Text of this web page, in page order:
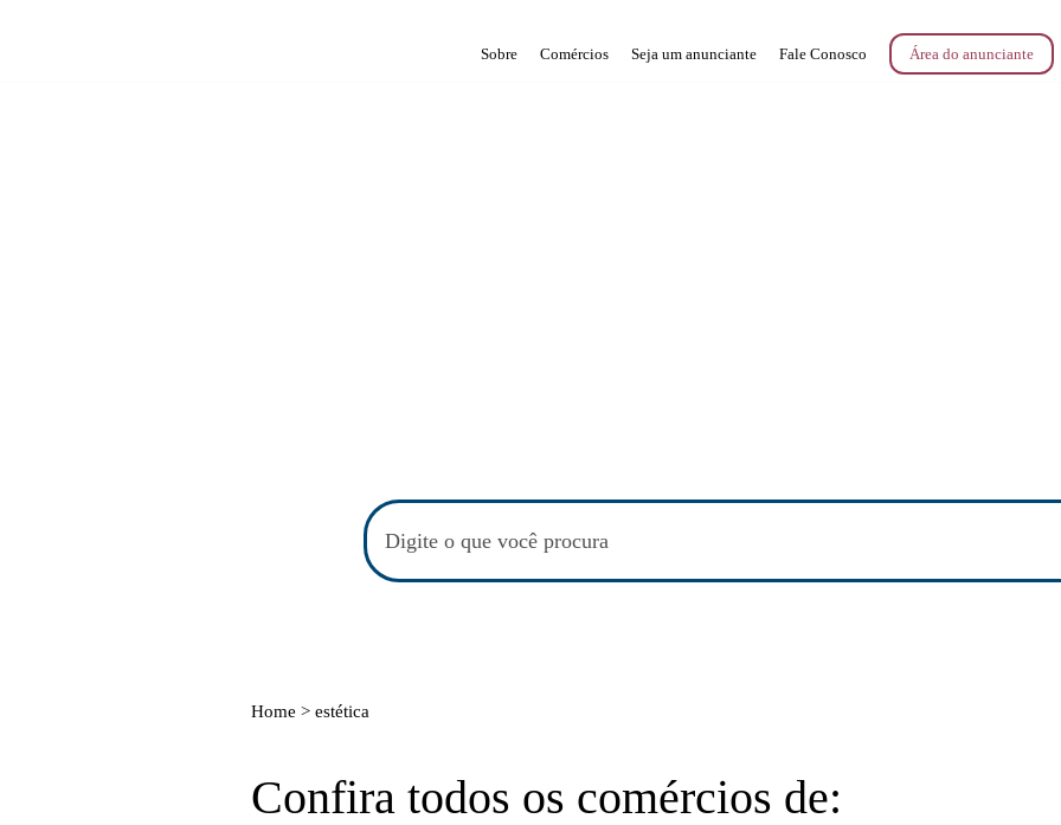
Sobre Comércios Seja um anunciante Fale Conosco Área do anunciante
Home > estética
Confira todos os comércios de: